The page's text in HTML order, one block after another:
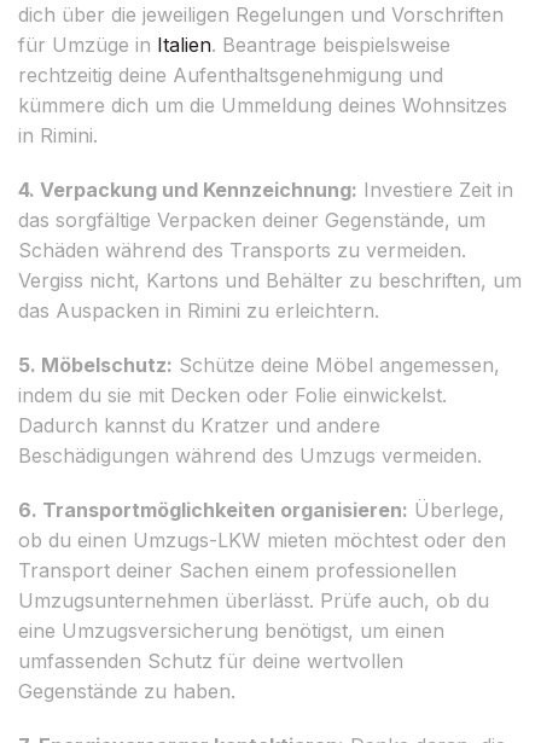
dich über die jeweiligen Regelungen und Vorschriften
für Umzüge in Italien. Beantrage beispielsweise
rechtzeitig deine Aufenthaltsgenehmigung und
kümmere dich um die Ummeldung deines Wohnsitzes
in Rimini.
4. Verpackung und Kennzeichnung: Investiere Zeit in
das sorgfältige Verpacken deiner Gegenstände, um
Schäden während des Transports zu vermeiden.
Vergiss nicht, Kartons und Behälter zu beschriften, um
das Auspacken in Rimini zu erleichtern.
5. Möbelschutz: Schütze deine Möbel angemessen,
indem du sie mit Decken oder Folie einwickelst.
Dadurch kannst du Kratzer und andere
Beschädigungen während des Umzugs vermeiden.
6. Transportmöglichkeiten organisieren: Überlege,
ob du einen Umzugs-LKW mieten möchtest oder den
Transport deiner Sachen einem professionellen
Umzugsunternehmen überlässt. Prüfe auch, ob du
eine Umzugsversicherung benötigst, um einen
umfassenden Schutz für deine wertvollen
Gegenstände zu haben.